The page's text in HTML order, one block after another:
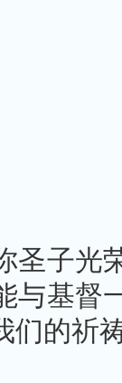
圣子光
与基督
们的祈